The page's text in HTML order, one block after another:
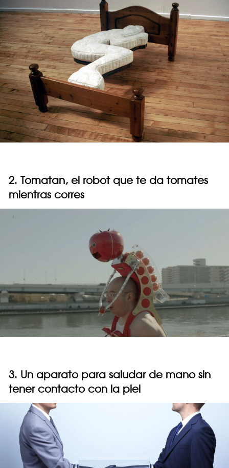
2. Tomatan, el robot que te da tomates
mientras corres
3. Un aparato para saludar de mano sin
tener contacto con la piel